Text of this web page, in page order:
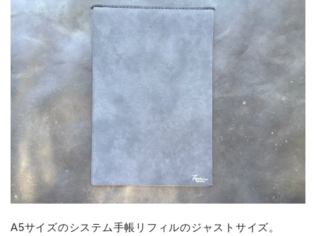
A5サイズのシステム手帳リフィルのジャストサイズ。